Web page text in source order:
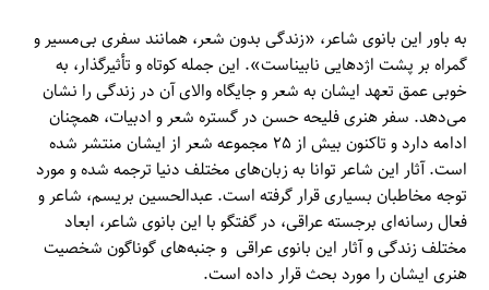
به باور این بانوی شاعر، «زندگی بدون شعر، همانند سفری بی‌مسیر و
گمراه بر پشت اژدهایی نابیناست». این جمله کوتاه و تأثیرگذار، به
خوبی عمق تعهد ایشان به شعر و جایگاه والای آن در زندگی را نشان
می‌دهد. سفر هنری فلیحه حسن در گستره شعر و ادبیات، همچنان
ادامه دارد و تاکنون بیش از ۲۵ مجموعه شعر از ایشان منتشر شده
است. آثار این شاعر توانا به زبان‌های مختلف دنیا ترجمه شده و مورد
توجه مخاطبان بسیاری قرار گرفته است. عبدالحسین بریسم، شاعر و
فعال رسانه‌ای برجسته عراقی، در گفتگو با این بانوی شاعر، ابعاد
مختلف زندگی و آثار این بانوی عراقی و جنبه‌های گوناگون شخصیت
هنری ایشان را مورد بحث قرار داده است.